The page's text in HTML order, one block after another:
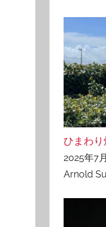
ひまわ
2025年7
Arnold